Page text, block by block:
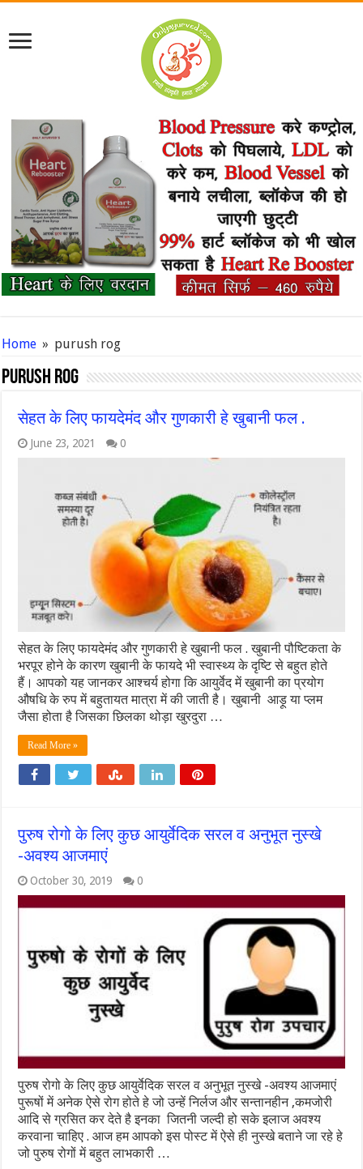
Home » purush rog
purush rog
सेहत के लिए फायदेमंद और गुणकारी हे खुबानी फल .
June 23, 2021 0
सेहत के लिए फायदेमंद और गुणकारी हे खुबानी फल . खुबानी पौष्टिकता के
भरपूर होने के कारण खुबानी के फायदे भी स्वास्थ्य के दृष्टि से बहुत होते
हैं। आपको यह जानकर आश्चर्य होगा कि आयुर्वेद में खुबानी का प्रयोग
औषधि के रुप में बहुतायत मात्रा में की जाती है। खुबानी आड़ू या प्लम
जैसा होता है जिसका छिलका थोड़ा खुरदुरा …
Read More »
पुरुष रोगो के लिए कुछ आयुर्वेदिक सरल व अनुभूत नुस्खे
-अवश्य आजमाएं
October 30, 2019 0
पुरुष रोगो के लिए कुछ आयुर्वेदिक सरल व अनुभूत नुस्खे -अवश्य आजमाएं
पुरूषों में अनेक ऐसे रोग होते हे जो उन्हें निर्लज और सन्तानहीन ,कमजोरी
आदि से ग्रसित कर देते है इनका जितनी जल्दी हो सके इलाज अवश्य
करवाना चाहिए . आज हम आपको इस पोस्ट में ऐसे ही नुस्खे बताने जा रहे हे
जो पुरुष रोगों में बहुत लाभकारी …